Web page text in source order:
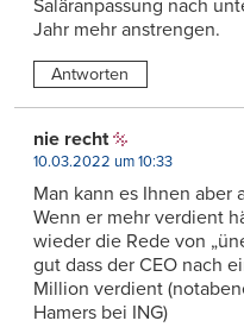
Saläranpassung nach
Jahr mehr anstrengen.
Antworten
nie recht
10.03.2022 um 10:33
Man kann es Ihnen
Wenn er mehr verdient
wieder die Rede von
gut dass der CEO nach
Million verdient
Hamers bei ING)